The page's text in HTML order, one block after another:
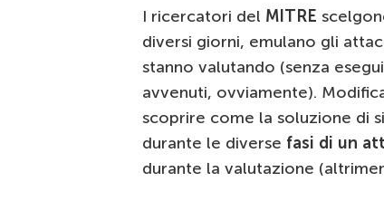
I ricercatori del MITRE
diversi giorni, emulano gli
stanno valutando (senza
avvenuti, ovviamente).
scoprire come la soluzione di
durante le diverse fasi di un
durante la valutazione